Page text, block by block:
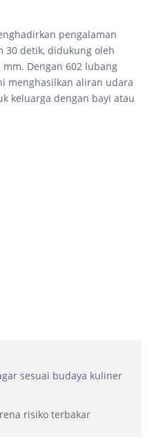
pengalaman
30 detik, didukung oleh
Dengan 602 lubang
menghasilkan aliran udara
keluarga dengan bayi atau
sesuai budaya kuliner
risiko terbakar